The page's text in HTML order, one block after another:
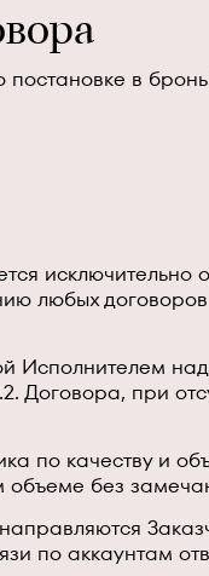
постановке в
исключительно
любых
Исполнителем
Договора, при
по качеству и
объеме без
по аккаунтам